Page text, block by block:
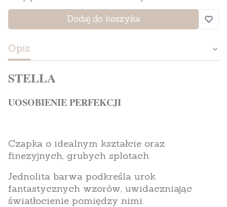
Dodaj do koszyka
Opis
STELLA
UOSOBIENIE PERFEKCJI
Czapka o idealnym kształcie oraz
finezyjnych, grubych splotach.
Jednolita barwa podkreśla urok
fantastycznych wzorów, uwidaczniając
światłocienie pomiędzy nimi.